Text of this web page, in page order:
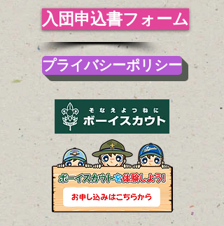
入団申込書フォーム
プライバシーポリシー